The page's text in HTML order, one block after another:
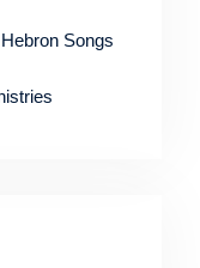
Songs